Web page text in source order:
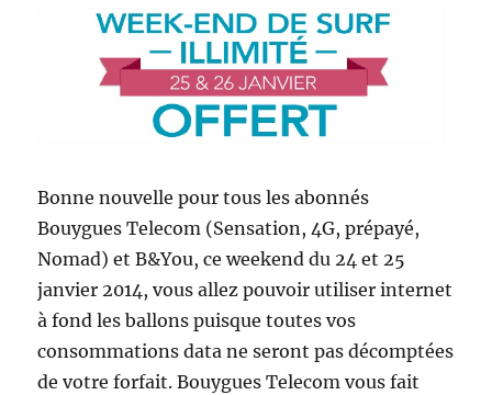
Bonne nouvelle pour tous les abonnés
Bouygues Telecom (Sensation, 4G, prépayé,
Nomad) et B&You, ce weekend du 24 et 25
janvier 2014, vous allez pouvoir utiliser internet
à fond les ballons puisque toutes vos
consommations data ne seront pas décomptées
de votre forfait. Bouygues Telecom vous fait